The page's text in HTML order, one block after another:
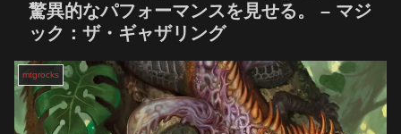
驚異的なパフォーマンスを見せる。 – マジ
ック：ザ・ギャザリング
mtgrocks